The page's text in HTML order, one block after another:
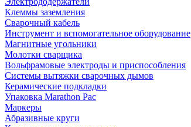
Клеммы заземления
Сварочный кабель
Инструмент и вспомогательное оборудование
Магнитные угольники
Молотки сварщика
Вольфрамовые электроды и приспособления
Системы вытяжки сварочных дымов
Керамические подкладки
Упаковка Marathon Pac
Маркеры
Абразивные круги